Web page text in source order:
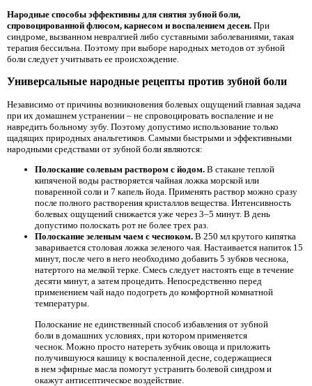
Народные способы эффективны для снятия зубной боли,
спровоцированной флюсом, кариесом и воспалением десен. При
синдроме, вызванном невралгией либо суставными заболеваниями, такая
терапия бессильна. Поэтому при выборе народных методов от зубной
боли следует учитывать ее происхождение.
Универсальные народные рецепты против зубной боли
Независимо от причины возникновения болевых ощущений главная задача
при их домашнем устранении – не спровоцировать воспаление и не
навредить больному зубу. Поэтому допустимо использование только
щадящих природных анальгетиков. Самыми быстрыми и эффективными
народными средствами от зубной боли являются:
Полоскание солевым раствором с йодом. В стакане теплой
кипяченой воды растворяется чайная ложка морской или
поваренной соли и 7 капель йода. Применять раствор можно сразу
после полного растворения кристаллов вещества. Интенсивность
болевых ощущений снижается уже через 3–5 минут. В день
допустимо полоскать рот не более трех раз.
Полоскание зеленым чаем с чесноком. В 250 мл крутого кипятка
заваривается столовая ложка зеленого чая. Настаивается напиток 15
минут, после чего в него необходимо добавить 5 зубков чеснока,
натертого на мелкой терке. Смесь следует настоять еще в течение
десяти минут, а затем процедить. Непосредственно перед
применением чай надо подогреть до комфортной комнатной
температуры.
Полоскание не единственный способ избавления от зубной
боли в домашних условиях, при котором применяется
чеснок. Можно просто натереть зубчик овоща и приложить
получившуюся кашицу к воспаленной десне, содержащиеся
в нем эфирные масла помогут устранить болевой синдром и
окажут антисептическое воздействие.